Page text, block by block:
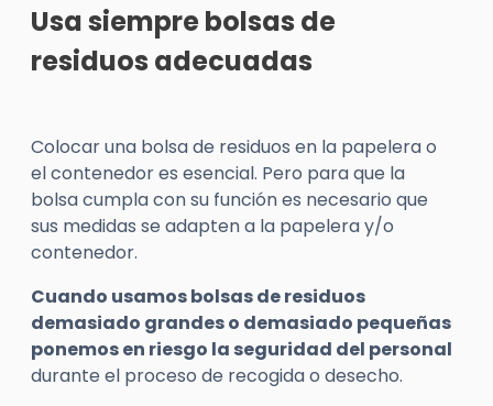
Usa siempre bolsas de
residuos adecuadas
Colocar una bolsa de residuos en la papelera o
el contenedor es esencial. Pero para que la
bolsa cumpla con su función es necesario que
sus medidas se adapten a la papelera y/o
contenedor.
Cuando usamos bolsas de residuos
demasiado grandes o demasiado pequeñas
ponemos en riesgo la seguridad del personal
durante el proceso de recogida o desecho.